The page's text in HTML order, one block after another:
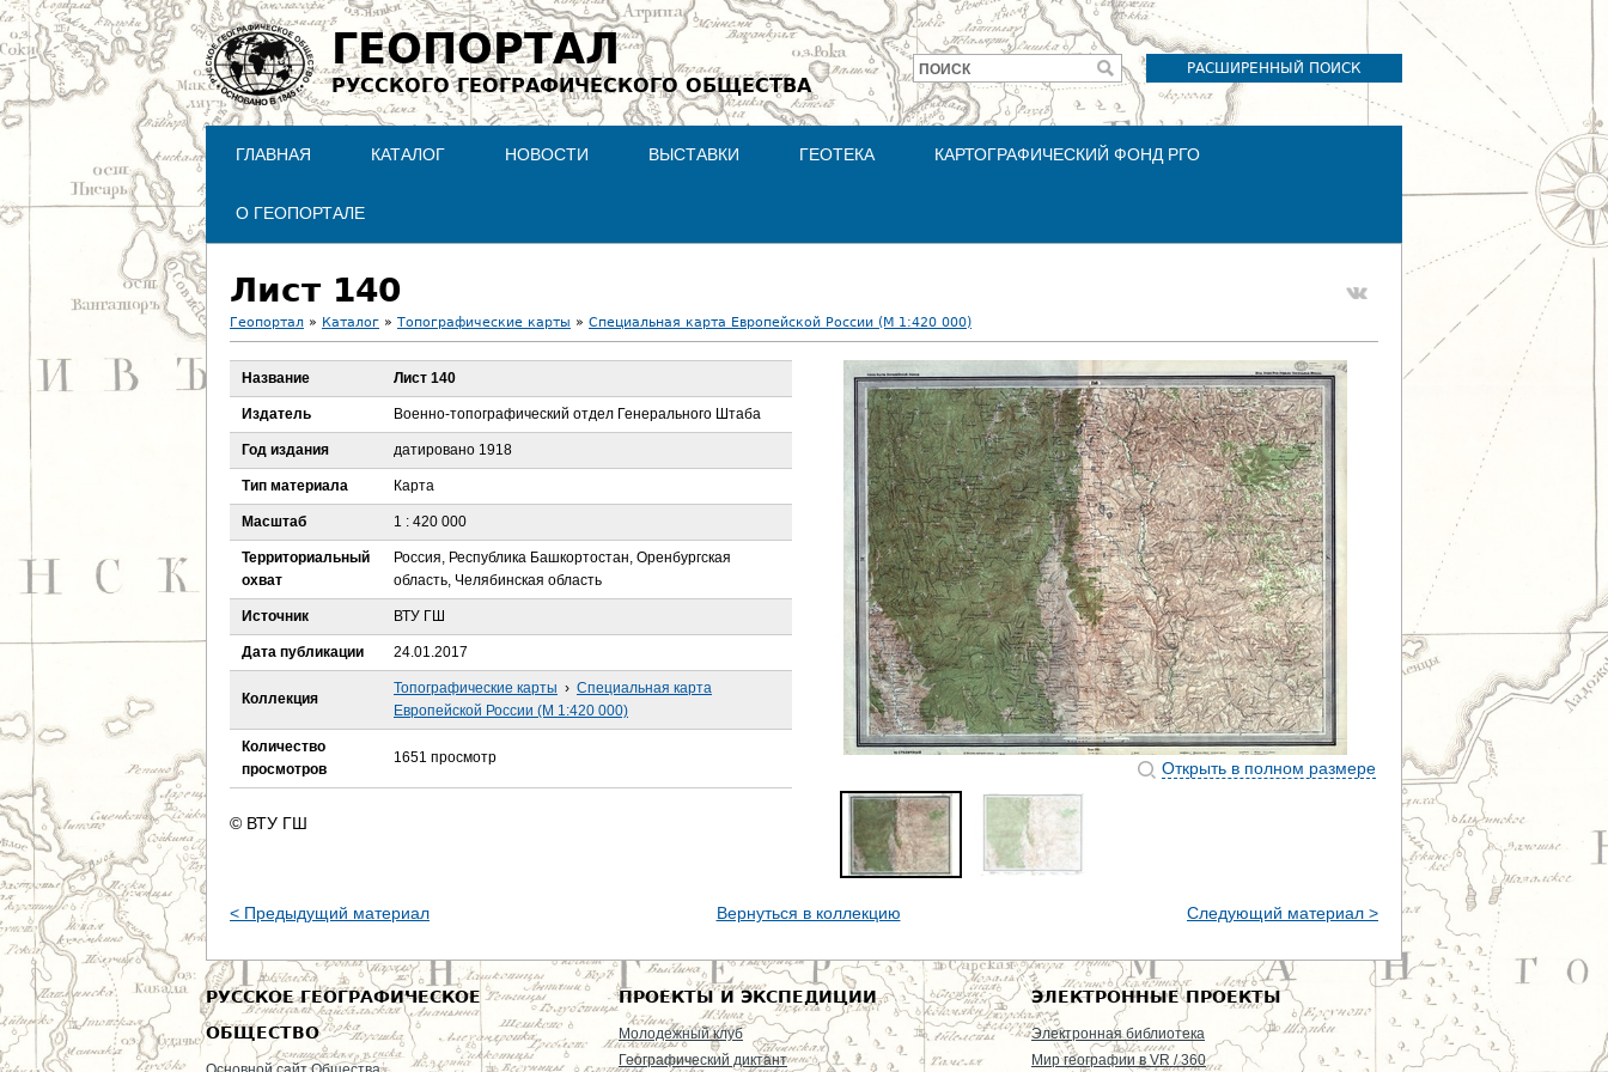
Jump to navigation
ГЕОПОРТАЛ
РУССКОГО ГЕОГРАФИЧЕСКОГО ОБЩЕСТВА
РАСШИРЕННЫЙ ПОИСК
Форма
поиска
ПОИСК
ГЛАВНАЯ КАТАЛОГ НОВОСТИ ВЫСТАВКИ ГЕОТЕКА КАРТОГРАФИЧЕСКИЙ ФОНД РГО
О ГЕОПОРТАЛЕ
Лист 140
В
ы
д
е
с
ь
Геопортал » Каталог » Топографические карты » Специальная карта Европейской России (М 1:420 000)
Открыть в полном размере
Название Лист 140
Издатель Военно-топографический отдел Генерального Штаба
Год издания датировано 1918
Тип материала Карта
Масштаб 1 : 420 000
Территориальный
охват
Россия, Республика Башкортостан, Оренбургская
область, Челябинская область
Источник ВТУ ГШ
Дата публикации 24.01.2017
Коллекция
Топографические карты › Специальная карта
Европейской России (М 1:420 000)
Количество
просмотров
1651 просмотр
© ВТУ ГШ
< Предыдущий материал Вернуться в коллекцию Следующий материал >
РУССКОЕ ГЕОГРАФИЧЕСКОЕ
ОБЩЕСТВО
ПРОЕКТЫ И ЭКСПЕДИЦИИ
Молодежный клуб
Географический диктант
ЭЛЕКТРОННЫЕ ПРОЕКТЫ
Электронная библиотека
Мир географии в VR / 360